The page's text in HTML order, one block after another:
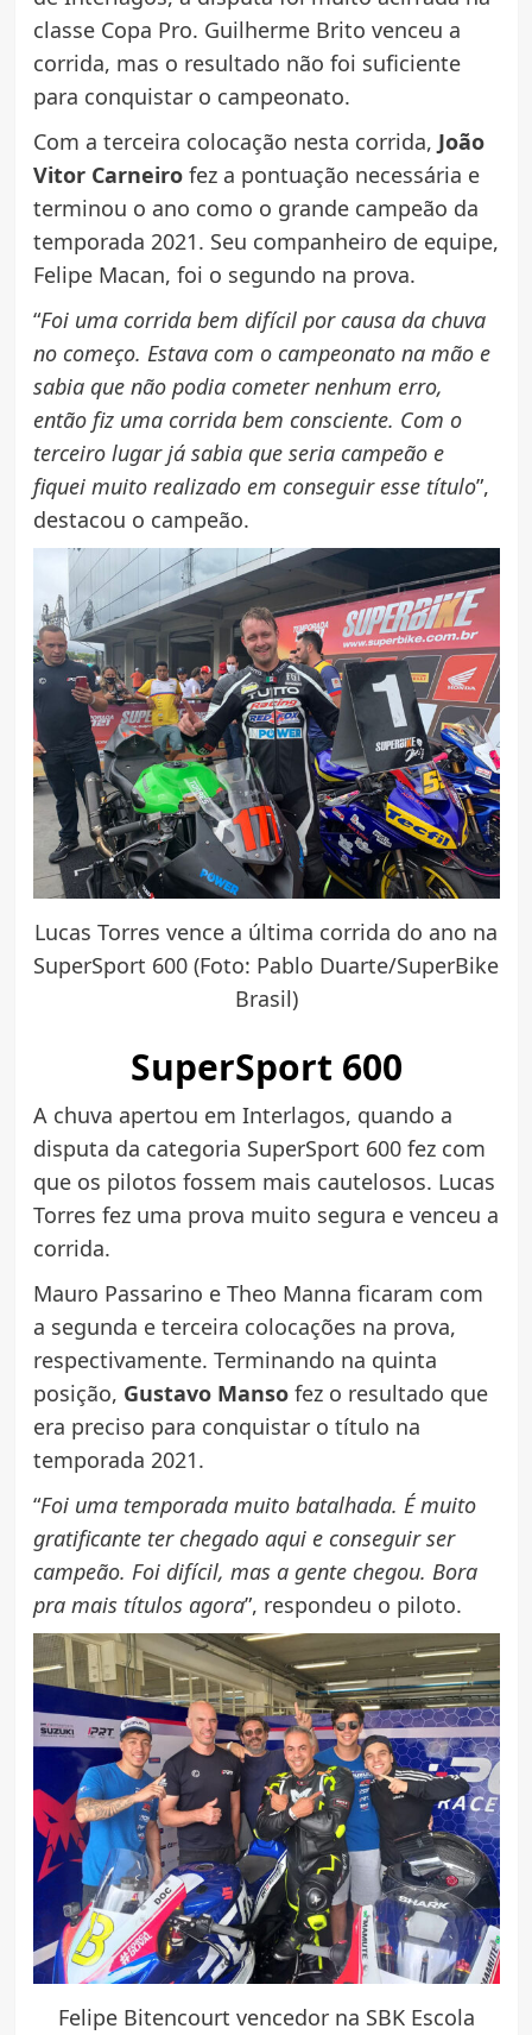
classe Copa Pro. Guilherme Brito venceu a
corrida, mas o resultado não foi suficiente
para conquistar o campeonato.
Com a terceira colocação nesta corrida, João
Vitor Carneirofez a pontuação necessária e
terminou o ano como o grande campeão da
temporada 2021. Seu companheiro de equipe,
Felipe Macan, foi o segundo na prova.
“Foi uma corrida bem difícil por causa da chuva
no começo. Estava com o campeonato na mão e
sabia que não podia cometer nenhum erro,
então fiz uma corrida bem consciente. Com o
terceiro lugar já sabia que seria campeão e
fiquei muito realizado em conseguir esse título”,
destacou o campeão.
Lucas Torres vence a última corrida do ano na
SuperSport 600 (Foto: Pablo Duarte/SuperBike
Brasil)
SuperSport 600
A chuva apertou em Interlagos, quando a
disputa da categoria SuperSport 600 fez com
que os pilotos fossem mais cautelosos. Lucas
Torres fez uma prova muito segura e venceu a
corrida.
Mauro Passarino e Theo Manna ficaram com
a segunda e terceira colocações na prova,
respectivamente. Terminando na quinta
posição, Gustavo Mansofez o resultado que
era preciso para conquistar o título na
temporada 2021.
“Foi uma temporada muito batalhada. É muito
gratificante ter chegado aqui e conseguir ser
campeão. Foi difícil, mas a gente chegou. Bora
pra mais títulos agora”, respondeu o piloto.
Felipe Bitencourt vencedor na SBK Escola